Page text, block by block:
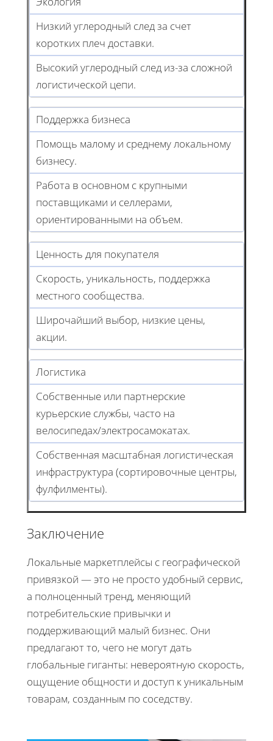
Низкий углеродный след за счет
коротких плеч доставки.
Высокий углеродный след из-за сложной
логистической цепи.
Поддержка бизнеса
Помощь малому и среднему локальному
бизнесу.
Работа в основном с крупными
поставщиками и селлерами,
ориентированными на объем.
Ценность для покупателя
Скорость, уникальность, поддержка
местного сообщества.
Широчайший выбор, низкие цены,
акции.
Логистика
Собственные или партнерские
курьерские службы, часто на
велосипедах/электросамокатах.
Собственная масштабная логистическая
инфраструктура (сортировочные центры,
фулфилменты).
Заключение
Локальные маркетплейсы с географической
привязкой — это не просто удобный сервис,
а полноценный тренд, меняющий
потребительские привычки и
поддерживающий малый бизнес. Они
предлагают то, чего не могут дать
глобальные гиганты: невероятную скорость,
ощущение общности и доступ к уникальным
товарам, созданным по соседству.